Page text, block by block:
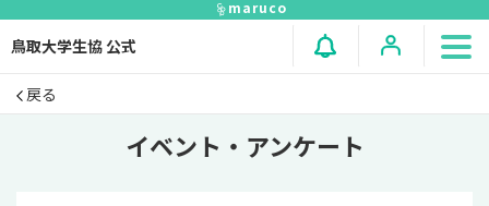
maruco
鳥取大学生協 公式
戻る
イベント・アンケート